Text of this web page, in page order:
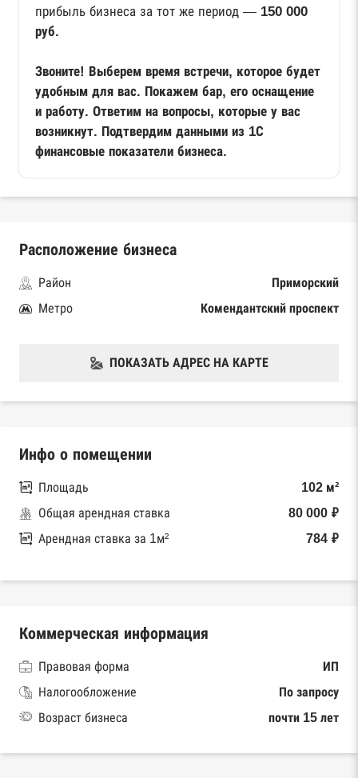
прибыль бизнеса за тот же период — 150 000
руб.
Звоните! Выберем время встречи, которое будет
удобным для вас. Покажем бар, его оснащение
и работу. Ответим на вопросы, которые у вас
возникнут. Подтвердим данными из 1С
финансовые показатели бизнеса.
Расположение бизнеса
Район
Приморский
Метро
Комендантский проспект
ПОКАЗАТЬ АДРЕС НА КАРТЕ
Инфо о помещении
Площадь
102 м²
Общая арендная ставка
80 000 ₽
Арендная ставка за 1м²
784 ₽
Коммерческая информация
Правовая форма
ИП
Налогообложение
По запросу
Возраст бизнеса
почти 15 лет